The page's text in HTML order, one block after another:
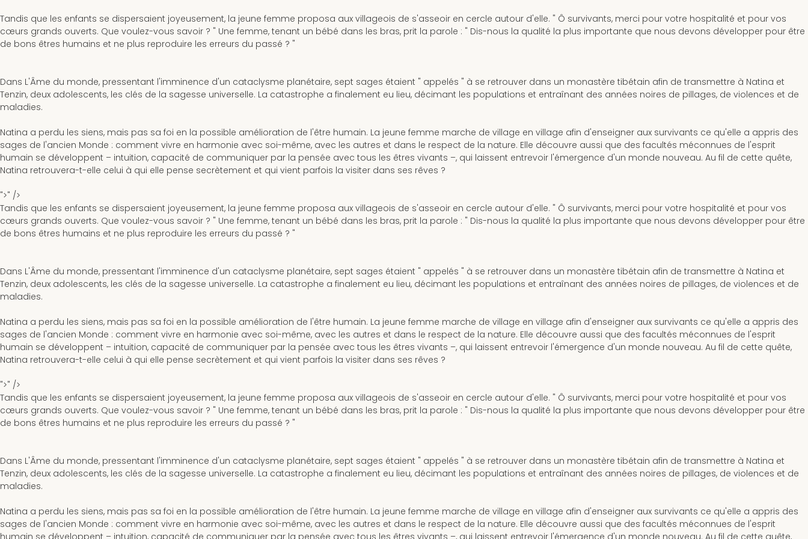
Tandis que les enfants se dispersaient joyeusement, la jeune femme proposa aux villageois de s'asseoir en cercle autour d'elle. " Ô survivants, merci pour votre hospitalité et pour vos
cœurs grands ouverts. Que voulez-vous savoir ? " Une femme, tenant un bébé dans les bras, prit la parole : " Dis-nous la qualité la plus importante que nous devons développer pour être
de bons êtres humains et ne plus reproduire les erreurs du passé ? "
Dans L'Âme du monde, pressentant l'imminence d'un cataclysme planétaire, sept sages étaient " appelés " à se retrouver dans un monastère tibétain afin de transmettre à Natina et
Tenzin, deux adolescents, les clés de la sagesse universelle. La catastrophe a finalement eu lieu, décimant les populations et entraînant des années noires de pillages, de violences et de
maladies.
Natina a perdu les siens, mais pas sa foi en la possible amélioration de l'être humain. La jeune femme marche de village en village afin d'enseigner aux survivants ce qu'elle a appris des
sages de l'ancien Monde : comment vivre en harmonie avec soi-même, avec les autres et dans le respect de la nature. Elle découvre aussi que des facultés méconnues de l'esprit
humain se développent – intuition, capacité de communiquer par la pensée avec tous les êtres vivants –, qui laissent entrevoir l'émergence d'un monde nouveau. Au fil de cette quête,
Natina retrouvera-t-elle celui à qui elle pense secrètement et qui vient parfois la visiter dans ses rêves ?
">" />
Tandis que les enfants se dispersaient joyeusement, la jeune femme proposa aux villageois de s'asseoir en cercle autour d'elle. " Ô survivants, merci pour votre hospitalité et pour vos
cœurs grands ouverts. Que voulez-vous savoir ? " Une femme, tenant un bébé dans les bras, prit la parole : " Dis-nous la qualité la plus importante que nous devons développer pour être
de bons êtres humains et ne plus reproduire les erreurs du passé ? "
Dans L'Âme du monde, pressentant l'imminence d'un cataclysme planétaire, sept sages étaient " appelés " à se retrouver dans un monastère tibétain afin de transmettre à Natina et
Tenzin, deux adolescents, les clés de la sagesse universelle. La catastrophe a finalement eu lieu, décimant les populations et entraînant des années noires de pillages, de violences et de
maladies.
Natina a perdu les siens, mais pas sa foi en la possible amélioration de l'être humain. La jeune femme marche de village en village afin d'enseigner aux survivants ce qu'elle a appris des
sages de l'ancien Monde : comment vivre en harmonie avec soi-même, avec les autres et dans le respect de la nature. Elle découvre aussi que des facultés méconnues de l'esprit
humain se développent – intuition, capacité de communiquer par la pensée avec tous les êtres vivants –, qui laissent entrevoir l'émergence d'un monde nouveau. Au fil de cette quête,
Natina retrouvera-t-elle celui à qui elle pense secrètement et qui vient parfois la visiter dans ses rêves ?
">" />
Tandis que les enfants se dispersaient joyeusement, la jeune femme proposa aux villageois de s'asseoir en cercle autour d'elle. " Ô survivants, merci pour votre hospitalité et pour vos
cœurs grands ouverts. Que voulez-vous savoir ? " Une femme, tenant un bébé dans les bras, prit la parole : " Dis-nous la qualité la plus importante que nous devons développer pour être
de bons êtres humains et ne plus reproduire les erreurs du passé ? "
Dans L'Âme du monde, pressentant l'imminence d'un cataclysme planétaire, sept sages étaient " appelés " à se retrouver dans un monastère tibétain afin de transmettre à Natina et
Tenzin, deux adolescents, les clés de la sagesse universelle. La catastrophe a finalement eu lieu, décimant les populations et entraînant des années noires de pillages, de violences et de
maladies.
Natina a perdu les siens, mais pas sa foi en la possible amélioration de l'être humain. La jeune femme marche de village en village afin d'enseigner aux survivants ce qu'elle a appris des
sages de l'ancien Monde : comment vivre en harmonie avec soi-même, avec les autres et dans le respect de la nature. Elle découvre aussi que des facultés méconnues de l'esprit
humain se développent – intuition, capacité de communiquer par la pensée avec tous les êtres vivants –, qui laissent entrevoir l'émergence d'un monde nouveau. Au fil de cette quête,